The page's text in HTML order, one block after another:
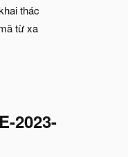
thác
từ xa
2023-